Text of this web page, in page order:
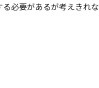
必要があるが考えきれな